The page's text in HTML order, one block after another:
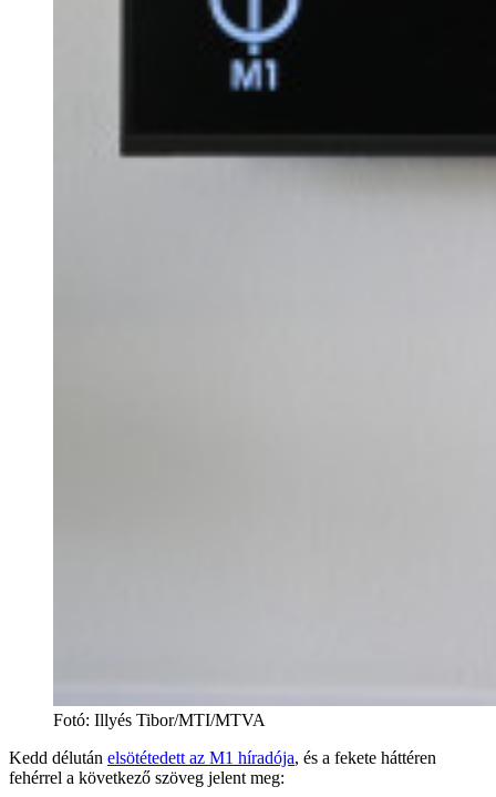
Fotó: Illyés Tibor/MTI/MTVA
Kedd délután elsötétedett az M1 híradója, és a fekete háttéren
fehérrel a következő szöveg jelent meg: